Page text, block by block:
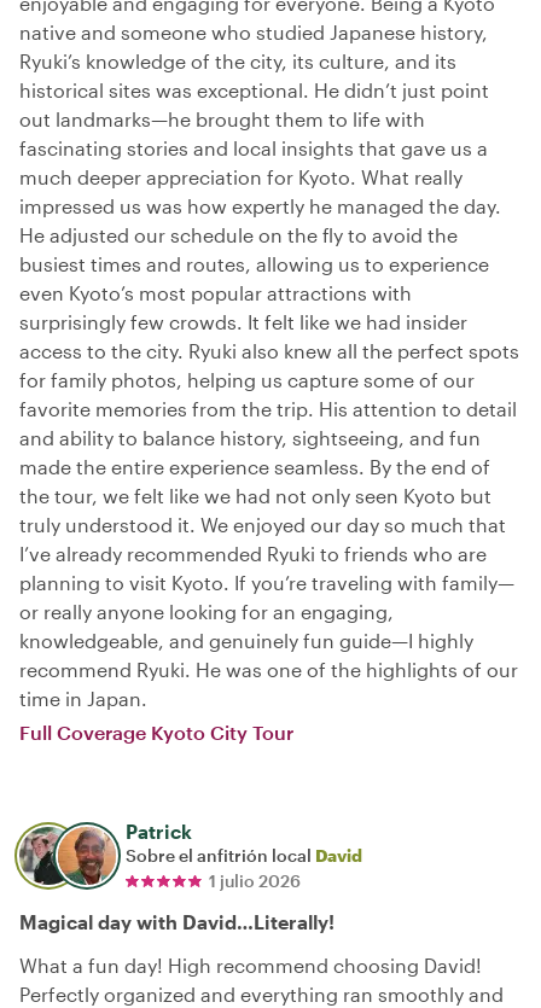
native and someone who studied Japanese history,
Ryuki’s knowledge of the city, its culture, and its
historical sites was exceptional. He didn’t just point
out landmarks—he brought them to life with
fascinating stories and local insights that gave us a
much deeper appreciation for Kyoto. What really
impressed us was how expertly he managed the day.
He adjusted our schedule on the fly to avoid the
busiest times and routes, allowing us to experience
even Kyoto’s most popular attractions with
surprisingly few crowds. It felt like we had insider
access to the city. Ryuki also knew all the perfect spots
for family photos, helping us capture some of our
favorite memories from the trip. His attention to detail
and ability to balance history, sightseeing, and fun
made the entire experience seamless. By the end of
the tour, we felt like we had not only seen Kyoto but
truly understood it. We enjoyed our day so much that
I’ve already recommended Ryuki to friends who are
planning to visit Kyoto. If you’re traveling with family—
or really anyone looking for an engaging,
knowledgeable, and genuinely fun guide—I highly
recommend Ryuki. He was one of the highlights of our
time in Japan.
Full Coverage Kyoto City Tour
Patrick
Sobre el anfitrión local David
1 julio 2026
Magical day with David…Literally!
What a fun day! High recommend choosing David!
Perfectly organized and everything ran smoothly and